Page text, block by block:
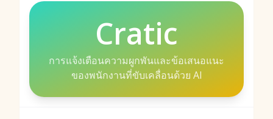
Cratic
การแจ้งเตือนความผูกพันและข้อเสนอแนะ
ของพนักงานที่ขับเคลื่อนด้วย AI